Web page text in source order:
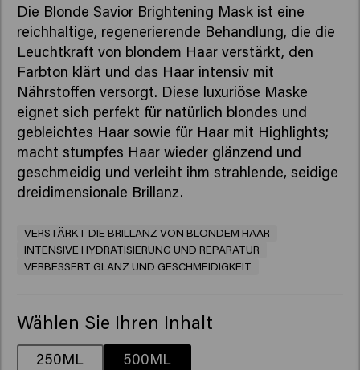
Die Blonde Savior Brightening Mask ist eine
reichhaltige, regenerierende Behandlung, die die
Leuchtkraft von blondem Haar verstärkt, den
Farbton klärt und das Haar intensiv mit
Nährstoffen versorgt. Diese luxuriöse Maske
eignet sich perfekt für natürlich blondes und
gebleichtes Haar sowie für Haar mit Highlights;
macht stumpfes Haar wieder glänzend und
geschmeidig und verleiht ihm strahlende, seidige
dreidimensionale Brillanz.
VERSTÄRKT DIE BRILLANZ VON BLONDEM HAAR
INTENSIVE HYDRATISIERUNG UND REPARATUR
VERBESSERT GLANZ UND GESCHMEIDIGKEIT
Wählen Sie Ihren Inhalt
250ML 500ML